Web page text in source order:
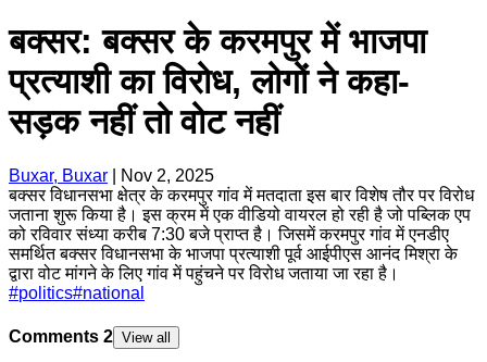
बक्सर: बक्सर के करमपुर में भाजपा
प्रत्याशी का विरोध, लोगों ने कहा-
सड़क नहीं तो वोट नहीं
Buxar, Buxar
Nov 2, 2025
बक्सर विधानसभा क्षेत्र के करमपुर गांव में मतदाता इस बार विशेष तौर पर विरोध
जताना शुरू किया है। इस क्रम में एक वीडियो वायरल हो रही है जो पब्लिक एप
को रविवार संध्या करीब 7:30 बजे प्राप्त है। जिसमें करमपुर गांव में एनडीए
समर्थित बक्सर विधानसभा के भाजपा प्रत्याशी पूर्व आईपीएस आनंद मिश्रा के
द्वारा वोट मांगने के लिए गांव में पहुंचने पर विरोध जताया जा रहा है।
#politics#national
Comments 2 View all